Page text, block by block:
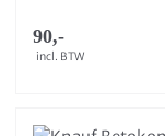
90,-
incl. BTW